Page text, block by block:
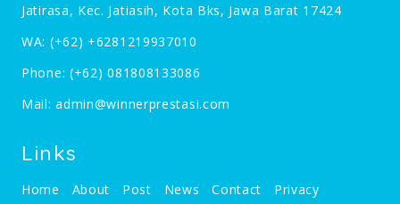
Jatirasa, Kec. Jatiasih, Kota Bks, Jawa Barat 17424
WA: (+62) +6281219937010
Phone: (+62) 081808133086
Mail:admin@winnerprestasi.com
Links
Home About Post News Contact
Privacy